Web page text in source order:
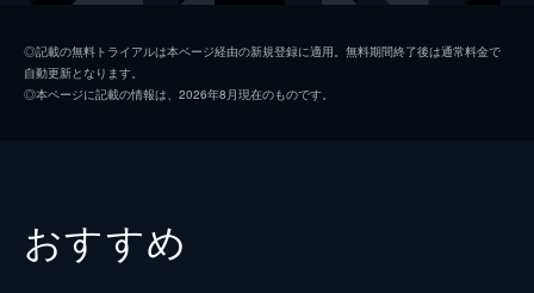
脚本
◎記載の無料トライアルは本ページ経由の新規登録に適用。無料期間終了後は通常料金で
自動更新となります。
◎本ページに記載の情報は、2026年8月現在のものです。
おすすめ